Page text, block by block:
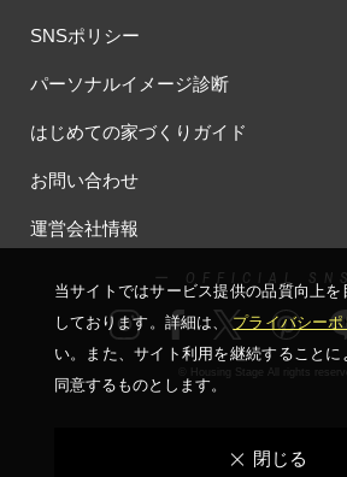
SNSポリシー
パーソナルイメージ診断
はじめての家づくりガイド
お問い合わせ
運営会社情報
ー OFFICIAL
© Housing Stage All rights
当サイトではサービス提供の品質向上を
しております。詳細は、プライバシー
い。
また、サイト利⽤を継続することに
同意するものとします。
閉じる